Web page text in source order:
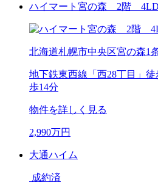
ハイマート宮の森 2階
北海道札幌市中央区宮の森1
地下鉄東西線「西28丁目」
歩14分
物件を詳しく見る
2,990万円
大通ハイム
成約済